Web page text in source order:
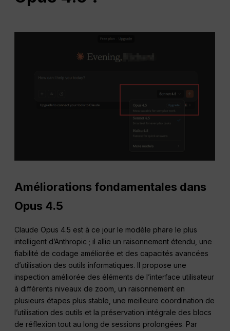
Améliorations fondamentales dans
Opus 4.5
Claude Opus 4.5 est à ce jour le modèle phare le plus
intelligent d’Anthropic ; il allie un raisonnement étendu, une
fiabilité de codage améliorée et des capacités avancées
d’utilisation des outils informatiques. Il propose une
inspection améliorée des éléments de l’interface utilisateur
à différents niveaux de zoom, un raisonnement en
plusieurs étapes plus stable, une meilleure coordination de
l’utilisation des outils et la préservation intégrale des blocs
de réflexion tout au long de sessions prolongées. Par